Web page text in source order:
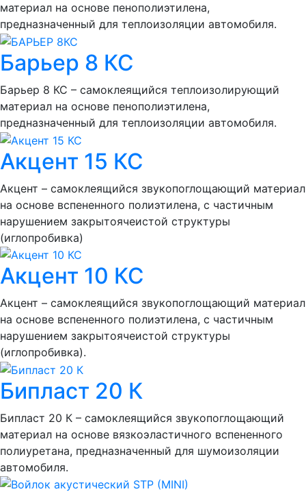
материал на основе пенополиэтилена,
предназначенный для теплоизоляции автомобиля.
Барьер 8 КС
Барьер 8 КС – самоклеящийся теплоизолирующий
материал на основе пенополиэтилена,
предназначенный для теплоизоляции автомобиля.
Акцент 15 КС
Акцент – самоклеящийся звукопоглощающий материал
на основе вспененного полиэтилена, с частичным
нарушением закрытоячеистой структуры
(иглопробивка)
Акцент 10 КС
Акцент – самоклеящийся звукопоглощающий материал
на основе вспененного полиэтилена, с частичным
нарушением закрытоячеистой структуры
(иглопробивка).
Бипласт 20 К
Бипласт 20 К – самоклеящийся звукопоглощающий
материал на основе вязкоэластичного вспененного
полиуретана, предназначенный для шумоизоляции
автомобиля.